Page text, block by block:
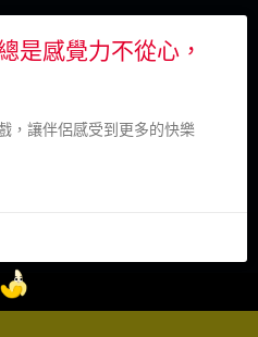
是感覺力不從心，
，讓伴侶感受到更多的快樂